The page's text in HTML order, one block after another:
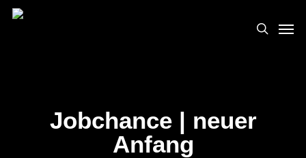
Skip
search
Jobchance | neuer
Anfang